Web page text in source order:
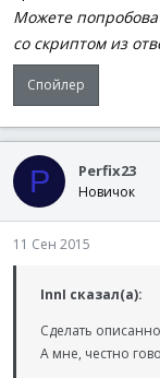
Можете
со скриптом из
Спойлер
P Perfix23
Новичок
11 Сен 2015
InnI сказал(а):
Сделать
А мне, честно